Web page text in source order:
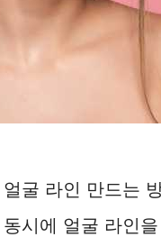
굴 라인 만드는
시에 얼굴 라인